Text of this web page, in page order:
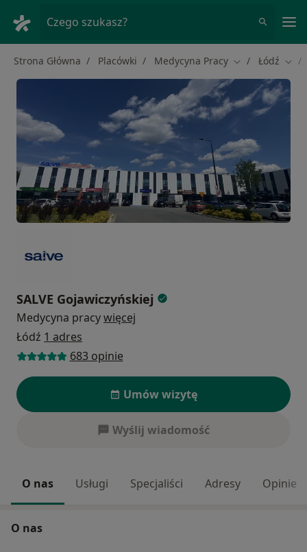
Czego szukasz?
Strona Główna Placówki Medycyna Pracy Zmień miasto
Łódź
SALVE Gojawiczyńskiej
Medycyna pracywięcej
Łódź 1 adres
683 opinie
Umów wizytę
Wyślij wiadomość
O nas Usługi Specjaliści Adresy Opinie
O nas